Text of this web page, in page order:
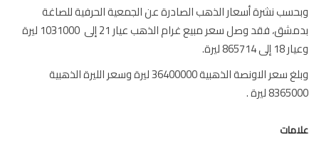
نشرة أسعار الذهب الصادرة عن الجمعية الحرفية للصاغة
بدمشق، فقد وصل سعر مبيع غرام الذهب عيار 21 إلى 1031000 ليرة
ليرة.
وبلغ سعر الاونصة الذهبية 36400000 ليرة وسعر الليرة الذهبية
ليرة .